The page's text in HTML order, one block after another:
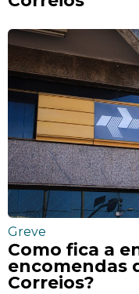
Greve
Como fica a
encomendas
Correios?